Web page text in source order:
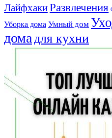
ЛайфхакиРазвлечения
Уборка дома Умный дом
домадля кухни